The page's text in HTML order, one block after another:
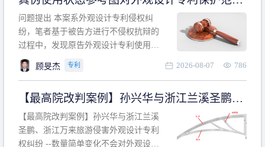
告主观因素：被告的主观恶意、是否明
知或应知、是否有
的影响
问题提出 本案系外观设计专利侵权纠
纷，笔者基于被告方进行不侵权抗辩的
过程中，发现原告外观设计专利使用状
态参考图中的外观设计与被告涉案商品
的视觉效果存在显著区别。故就使用状
保护范围确定进行了研究，将办案体会
与研究过程记录如下： 简要结论： 笔者
提出使用状态参考图应以
顾旻杰 专利 2026-08-07 786
【最高院改判案例】孙兴华与浙江兰溪圣鹏、
浙江万来旅游侵害外观设计专利权纠纷
【最高院改判案例】孙兴华与浙江兰溪
圣鹏、浙江万来旅游侵害外观设计专利
权纠纷 --数量简单变化不会对外观设计